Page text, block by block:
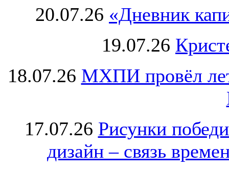
20.07.26 «Дневник
19.07.26
18.07.26 МХПИ провёл
17.07.26 Рисунки
дизайн – связь